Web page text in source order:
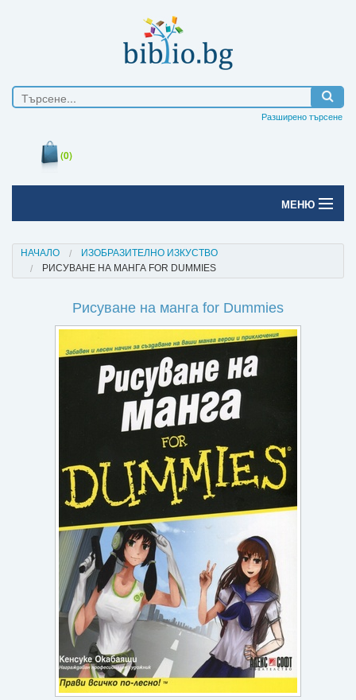
Разширено търсене
(0)
МЕНЮ
Печатни книги
Електронни книги
Промоции
Регистрация
НАЧАЛО
ИЗОБРАЗИТЕЛНО ИЗКУСТВО
РИСУВАНЕ НА МАНГА FOR DUMMIES
Рисуване на манга for Dummies